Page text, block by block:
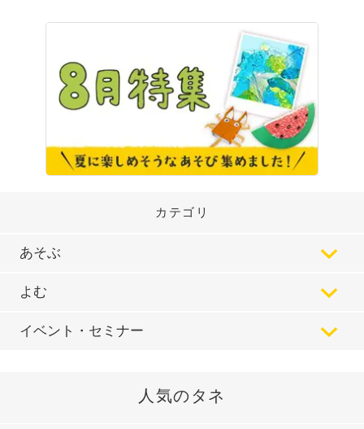
カテゴリ
あそぶ
よむ
イベント・セミナー
人気のタネ